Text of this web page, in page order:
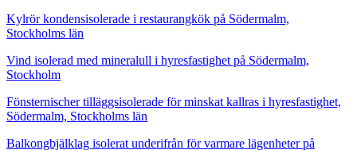
Kylrör kondensisolerade i restaurangkök på Södermalm,
Stockholms län
Vind isolerad med mineralull i hyresfastighet på Södermalm,
Stockholm
Fönsternischer tilläggsisolerade för minskat kallras i hyresfastighet,
Södermalm, Stockholms län
Balkongbjälklag isolerat underifrån för varmare lägenheter på